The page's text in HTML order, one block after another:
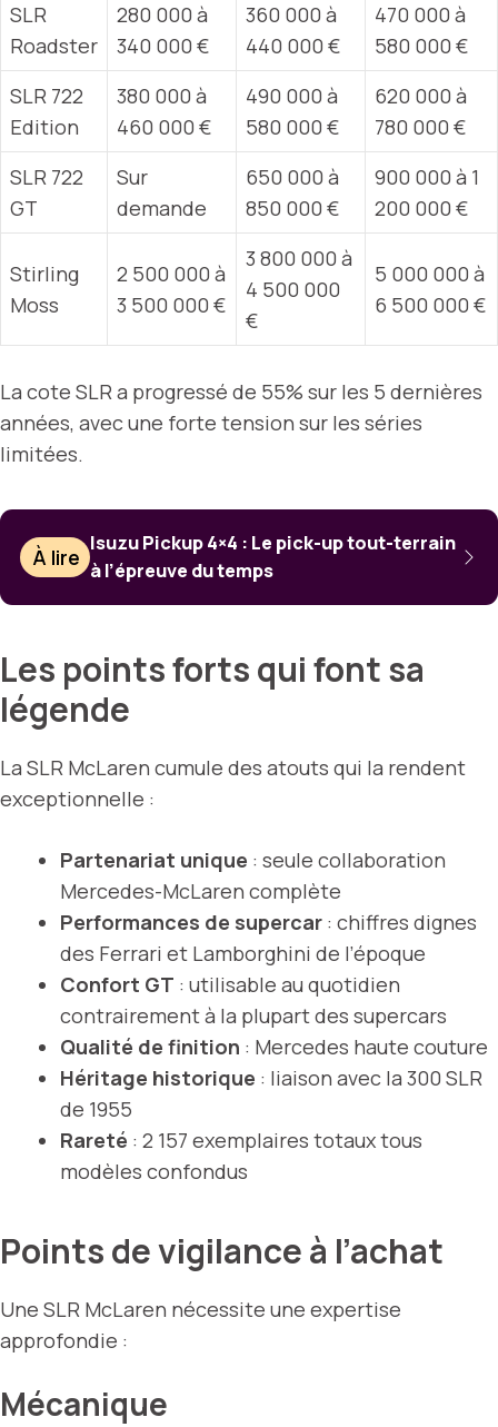
SLR
Roadster
280 000 à
340 000 €
360 000 à
440 000 €
470 000 à
580 000 €
SLR 722
Edition
380 000 à
460 000 €
490 000 à
580 000 €
620 000 à
780 000 €
SLR 722
GT
Sur
demande
650 000 à
850 000 €
900 000 à 1
200 000 €
Stirling
Moss
2 500 000 à
3 500 000 €
3 800 000 à
4 500 000
€
5 000 000 à
6 500 000 €
La cote SLR a progressé de 55% sur les 5 dernières
années, avec une forte tension sur les séries
limitées.
À lire
Isuzu Pickup 4×4 : Le pick-up tout-terrain
à l’épreuve du temps
Les points forts qui font sa
légende
La SLR McLaren cumule des atouts qui la rendent
exceptionnelle :
Partenariat unique : seule collaboration
Mercedes-McLaren complète
Performances de supercar : chiffres dignes
des Ferrari et Lamborghini de l’époque
Confort GT : utilisable au quotidien
contrairement à la plupart des supercars
Qualité de finition : Mercedes haute couture
Héritage historique : liaison avec la 300 SLR
de 1955
Rareté : 2 157 exemplaires totaux tous
modèles confondus
Points de vigilance à l’achat
Une SLR McLaren nécessite une expertise
approfondie :
Mécanique